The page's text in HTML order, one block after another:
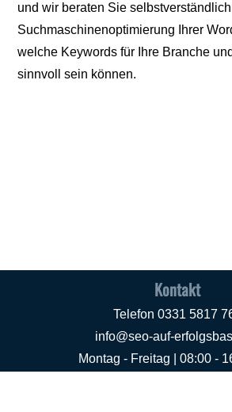
und wir beraten Sie
Suchmaschinenoptimierung Ihrer
welche Keywords für Ihre Branche
sinnvoll sein können.
Kontakt
Telefon 0331 5817
info@seo-auf-
Montag - Freitag | 08:00 -